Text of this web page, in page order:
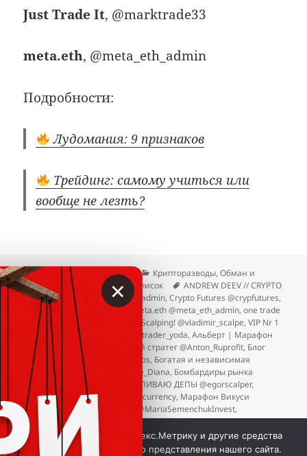
Just Trade It, @marktrade33
meta.eth, @meta_eth_admin
Подробности:
Лудомания: 9 признаков
Трейдинг: самому учиться или
вообще не лезть?
Опубликовано
12.04.2026 Автор
Вкладер Рубрики
Крипторазводы,Обман и
трейдинг
Отзывы ,Чёрный список Метки
ANDREW DEEV // CRYPTO
@jturr,Bagrov Trade @bagrov_admin,Crypto Futures @crypfutures,
Just Trade It @marktrade33
meta.eth @meta_eth_admin,one trade
money @timur_cryp1to
Smart Scalping! @vladimir_scalpe,VIP Nr 1
@Vlad_viptrade
Yoda Trader @trader_yoda,Альберт | Марафон
Х100 @albertx100
Банковский стратег @Anton_Ruprofit, Блог
маркетмейкера @tradeadminos, Богатая и независимая
@DianaTrd_Investor @FinGuide_Diana, Бомбардиры рынка
@b0mbIto
Егор Скальпер | СЛИВАЮ ДЕПЫ @egorscalper,
Марафон Silver Trade @pavel_currency, Марафон Викуси
@vikatred
Мария Семенчук @MariaSemenchukInvest,
Мария|She Trades @InvestCoach_Maria
Добавить комментарий
к записи Чёрный список зазывал в крипту
Мы используем куки, Яндекс.Метрику и другие средства
аналитики для наилучшего представления нашего сайта.
×